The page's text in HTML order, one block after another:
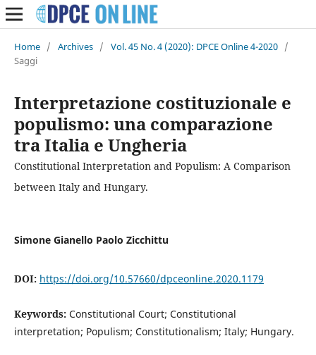
Home / Archives / Vol. 45 No. 4 (2020): DPCE Online 4-2020 /
Saggi
Interpretazione costituzionale e
populismo: una comparazione
tra Italia e Ungheria
Constitutional Interpretation and Populism: A Comparison
between Italy and Hungary.
Simone Gianello Paolo Zicchittu
DOI: https://doi.org/10.57660/dpceonline.2020.1179
Keywords: Constitutional Court; Constitutional
interpretation; Populism; Constitutionalism; Italy; Hungary.